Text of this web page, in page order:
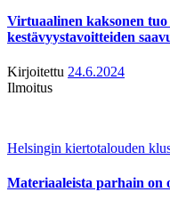
Virtuaalinen kaksonen
kestävyystavoitteiden
Kirjoitettu 24.6.2024
Ilmoitus
Helsingin kiertotalouden
Materiaaleista parhain on